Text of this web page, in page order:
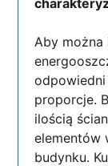
Aby można
proporcje.
ilością
elementów
budynku.